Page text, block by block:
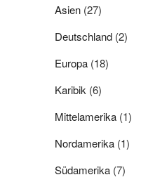
Asien (27)
Deutschland (2)
Europa (18)
Karibik (6)
Mittelamerika (1)
Nordamerika (1)
Südamerika (7)